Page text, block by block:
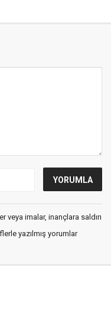
veya imalar, inançlara saldırı
yazılmış yorumlar